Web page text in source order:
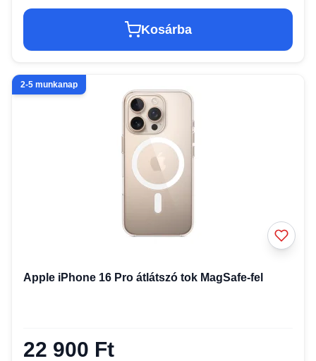
Kosárba
2-5 munkanap
Apple iPhone 16 Pro átlátszó tok MagSafe-fel
22 900 Ft